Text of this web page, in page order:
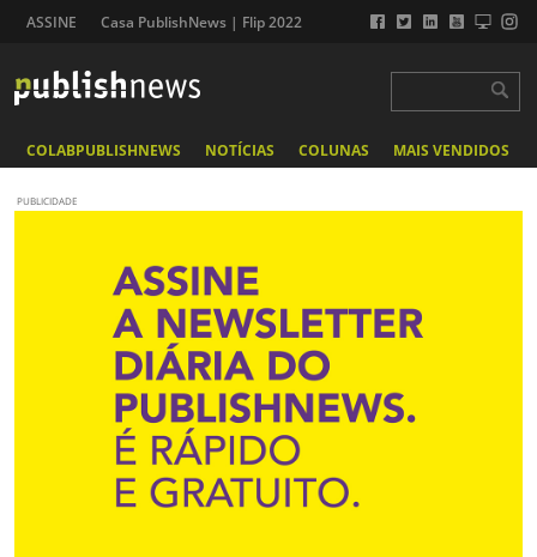
ASSINE Casa PublishNews | Flip 2022
COLABPUBLISHNEWS NOTÍCIAS COLUNAS MAIS VENDIDOS
PUBLICIDADE